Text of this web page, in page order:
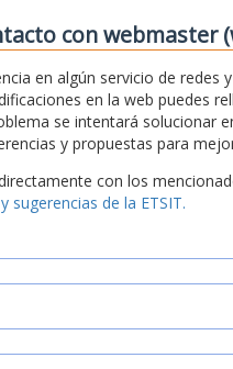
con webmaster
en algún servicio de
en la web puedes
se intentará solucionar
y propuestas para
con los
sugerencias de la ETSIT.